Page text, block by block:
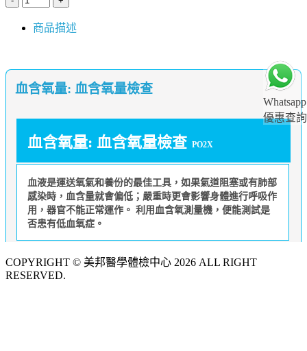
Whatsapp
優惠查詢
商品描述
血含氧量: 血含氧量檢查
血含氧量: 血含氧量檢查 PO2X
血液是運送氧氣和養份的最佳工具，如果氣道阻塞或有肺部
感染時，血含量就會偏低；嚴重時更會影響身體進行呼吸作
用，器官不能正常運作。 利用血含氧測量機，便能測試是
否患有低血氧症。
COPYRIGHT © 美邦醫學體檢中心 2026 ALL RIGHT
RESERVED.